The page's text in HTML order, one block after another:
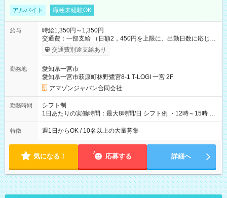
アルバイト 職種未経験OK
給与
時給1,350円～1,350円
交通費：一部支給 （日額2，450円を上限に、出勤日数に応じて
実費支給） ※22:00～翌5:00までは時給25%UP！ ■給与前払い
制度あり ※前払い額の上限あり、手数料無料（Amazon負担）
交通費別途支給あり
勤務地
愛知県一宮市
愛知県一宮市萩原町林野鷺宮8-1 T-LOGI 一宮 2F
アマゾンジャパン合同会社
勤務時間
シフト制
1日あたりの実働時間：最大8時間/日 シフト例 ・12時～15時 入
社後、就業可能シフトをご確認の上、申請してください。
特徴 週1日からOK / 10名以上の大量募集
気になる！ 応募する 詳細へ